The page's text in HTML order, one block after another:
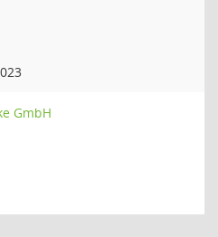
GmbH